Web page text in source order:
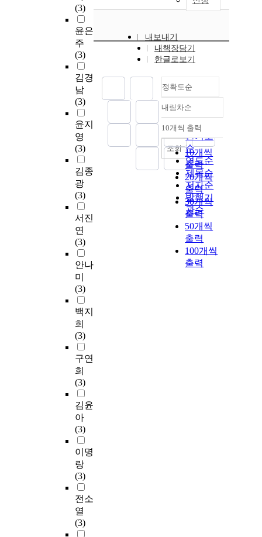
(3)
윤은
주
(3)
김경
남
(3)
윤지
영
(3)
김종
광
(3)
서진
연
(3)
안나
미
(3)
백지
희
(3)
구연
희
(3)
김윤
아
(3)
이명
랑
(3)
전소
열
(3)
내보내기
내책장담기
한글로보기
정확도순
정확도
순
인기도
순
연도순
제목순
저자순
발행기
관순
내림차순
내림차순
10개씩 출력
10개씩
출력
20개씩
출력
30개씩
출력
50개씩
출력
100개씩
출력
조회